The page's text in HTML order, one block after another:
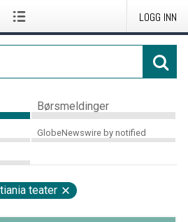
LOGG INN
Børsmeldinger
GlobeNewswire by notified
teater